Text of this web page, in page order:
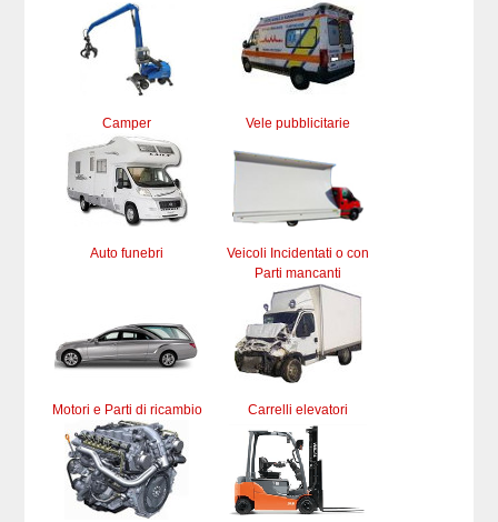
Camper Vele pubblicitarie
Auto funebri
Veicoli Incidentati o con
Parti mancanti
Motori e Parti di ricambio Carrelli elevatori